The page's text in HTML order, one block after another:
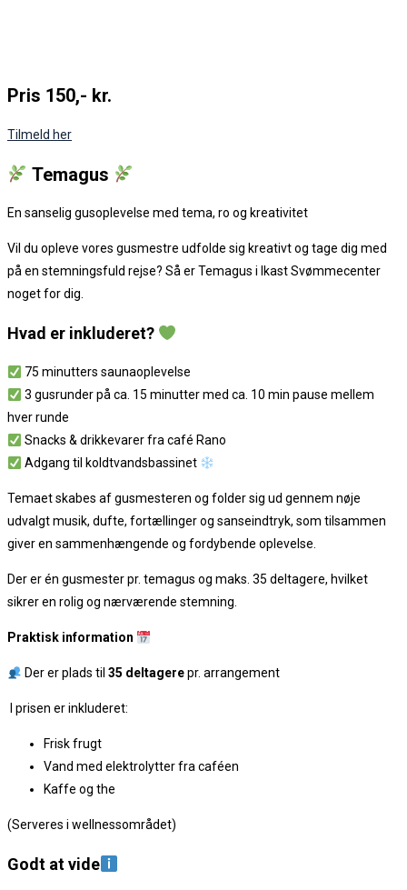
Pris 150,- kr.
Tilmeld her
Temagus
En sanselig gusoplevelse med tema, ro og kreativitet
Vil du opleve vores gusmestre udfolde sig kreativt og tage dig med
på en stemningsfuld rejse? Så er Temagus i Ikast Svømmecenter
noget for dig.
Hvad er inkluderet?
75 minutters saunaoplevelse
3 gusrunder på ca. 15 minutter med ca. 10 min pause mellem
hver runde
Snacks & drikkevarer fra café Rano
Adgang til koldtvandsbassinet
Temaet skabes af gusmesteren og folder sig ud gennem nøje
udvalgt musik, dufte, fortællinger og sanseindtryk, som tilsammen
giver en sammenhængende og fordybende oplevelse.
Der er én gusmester pr. temagus og maks. 35 deltagere, hvilket
sikrer en rolig og nærværende stemning.
Praktisk information
Der er plads til 35 deltagerepr. arrangement
I prisen er inkluderet:
Frisk frugt
Vand med elektrolytter fra caféen
Kaffe og the
(Serveres i wellnessområdet)
Godt at vide